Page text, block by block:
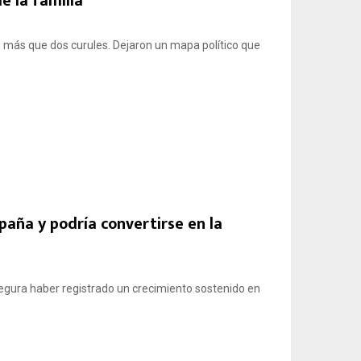
que dos curules. Dejaron un mapa político que
y podría convertirse en la
haber registrado un crecimiento sostenido en